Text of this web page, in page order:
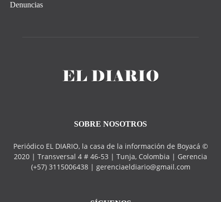
Denuncias
SOBRE NOSOTROS
Periódico EL DIARIO, la casa de la información de Boyacá ©
2020 | Transversal 4 # 46-53 | Tunja, Colombia | Gerencia
(+57) 3115006438 | gerenciaeldiario@gmail.com